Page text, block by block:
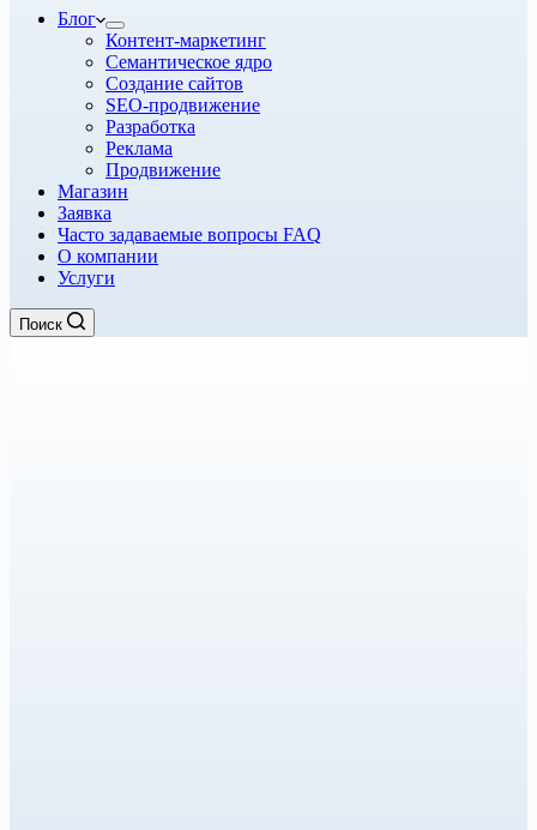
Блог
Контент-маркетинг
Семантическое ядро
Создание сайтов
SEO-продвижение
Разработка
Реклама
Продвижение
Магазин
Заявка
Часто задаваемые вопросы FAQ
О компании
Услуги
Поиск